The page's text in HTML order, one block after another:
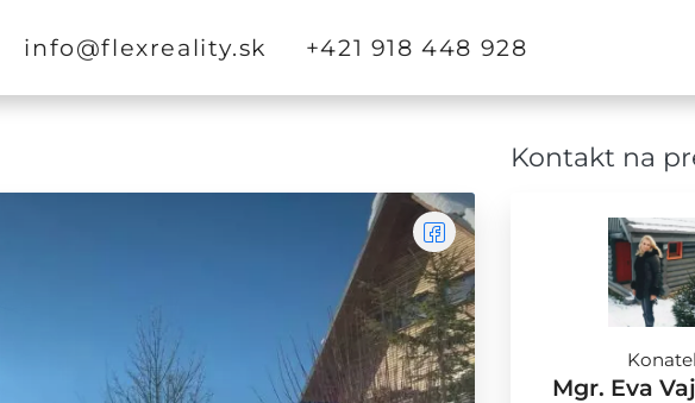
info@flexreality.sk +421 918 448 928
Kontakt na
Konateľ
Mgr. Eva